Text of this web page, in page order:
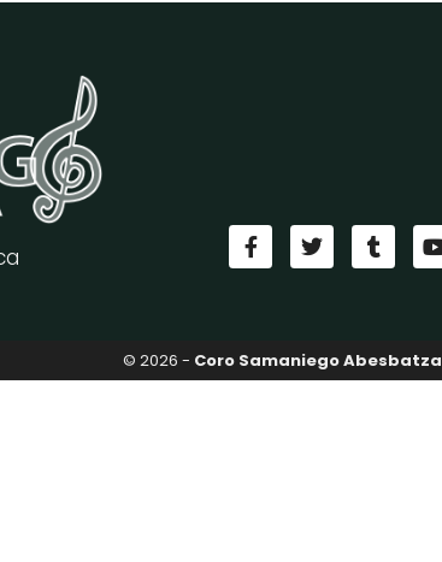
© 2026 - Coro Samaniego Abesbatza